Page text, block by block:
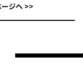
ジへ >>